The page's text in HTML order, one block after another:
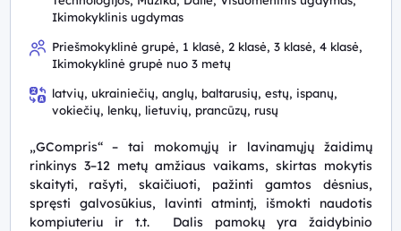
Ikimokyklinis ugdymas
Priešmokyklinė grupė, 1 klasė, 2 klasė, 3 klasė, 4 klasė,
Ikimokyklinė grupė nuo 3 metų
latvių, ukrainiečių, anglų, baltarusių, estų, ispanų,
vokiečių, lenkų, lietuvių, prancūzų, rusų
„GCompris“ – tai mokomųjų ir lavinamųjų žaidimų
rinkinys 3–12 metų amžiaus vaikams, skirtas mokytis
skaityti, rašyti, skaičiuoti, pažinti gamtos dėsnius,
spręsti galvosūkius, lavinti atmintį, išmokti naudotis
kompiuteriu ir t.t.Dalis pamokų yra žaidybinio